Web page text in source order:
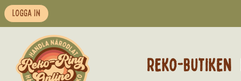
LOGGA IN
REKO-BUTIKEN